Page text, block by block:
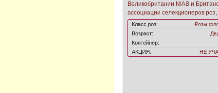
Великобритании NIAB и
ассоциации селекционеров
Класс роз:
Розы
Возраст:
Контейнер:
АКЦИЯ:
НЕ